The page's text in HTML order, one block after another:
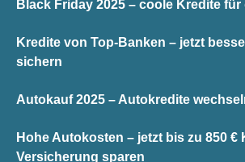
Black Friday 2025 – coole Kredite
Kredite von Top-Banken – jetzt
sichern
Autokauf 2025 – Autokredite
Hohe Autokosten – jetzt bis zu 850 €
Versicherung sparen